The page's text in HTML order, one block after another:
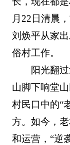
月22日清晨
刘焕平从家
俗村工作。
阳光翻
山脚下响堂
村民口中的“
方。如今，
和运营，“逆